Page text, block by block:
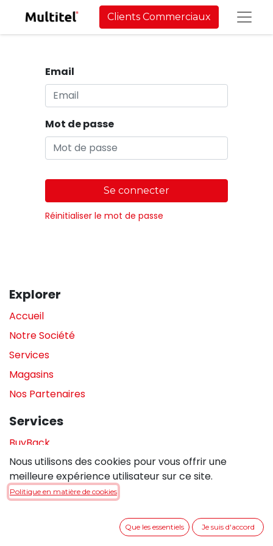
Clients Commerciaux
Email
Mot de passe
Se connecter
Réinitialiser le mot de passe
Explorer
Accueil
Notre Société
Services
Magasins
Nos Partenaires
Services
BuyBack
Assistance en magasin
Réparations
Politique de confidentialité
Nous utilisons des cookies pour vous offrir une
meilleure expérience utilisateur sur ce site.
Politique en matière de cookies
Que les essentiels Je suis d'accord